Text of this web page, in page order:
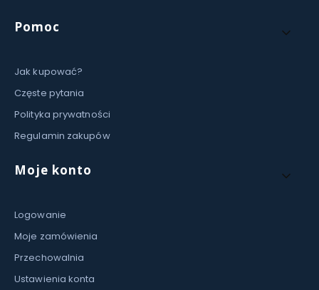
Pomoc
Jak kupować?
Częste pytania
Polityka prywatności
Regulamin zakupów
Moje konto
Logowanie
Moje zamówienia
Przechowalnia
Ustawienia konta